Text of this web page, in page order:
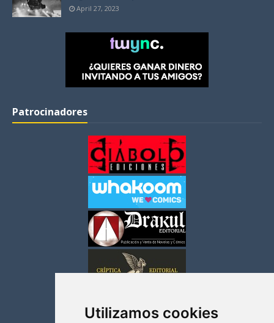
Utilizamos cookies
April 27, 2023
Patrocinadores